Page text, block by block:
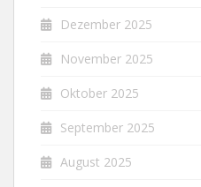
Dezember 2025
November 2025
Oktober 2025
September 2025
August 2025